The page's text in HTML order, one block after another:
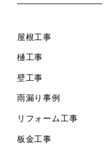
屋根工事
樋工事
壁工事
雨漏り事例
リフォーム工事
板金工事